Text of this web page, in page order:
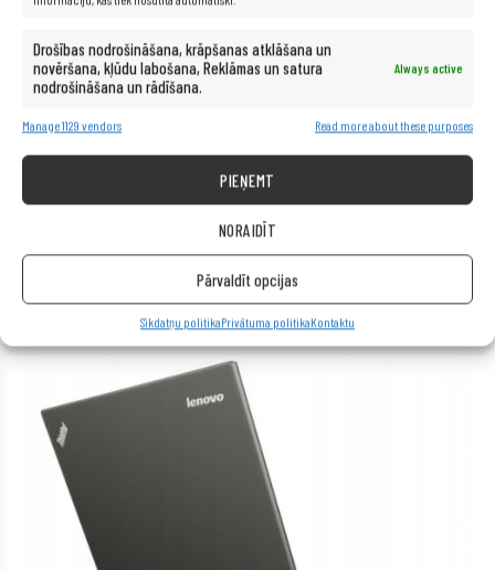
Drošības nodrošināšana, krāpšanas atklāšana un
novēršana, kļūdu labošana, Reklāmas un satura
nodrošināšana un rādīšana.
Always active
Manage 1129 vendors Read more about these purposes
PIEŅEMT
NORAIDĪT
Pārvaldīt opcijas
Sīkdatņu politikaPrivātuma politikaKontaktu
Bezvadu sakari:
Akumulators:oriģināls, darbojas.
Operētājsistēma:
tastatūra + iekļautas latviešu klaviatūras uzlīmes.
Garantija:24 mēneši